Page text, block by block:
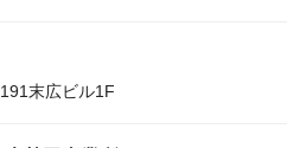
末広ビル1F